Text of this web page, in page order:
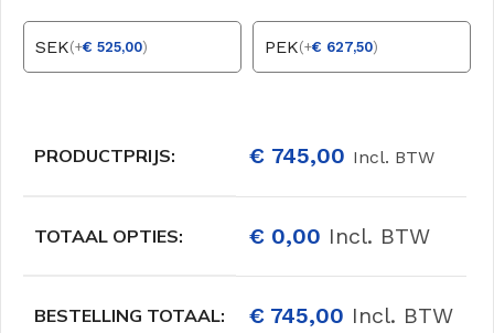
SEK(+€ 525,00) PEK(+€ 627,50)
PRODUCTPRIJS: € 745,00 Incl. BTW
TOTAAL OPTIES: € 0,00 Incl. BTW
BESTELLING TOTAAL: € 745,00 Incl. BTW